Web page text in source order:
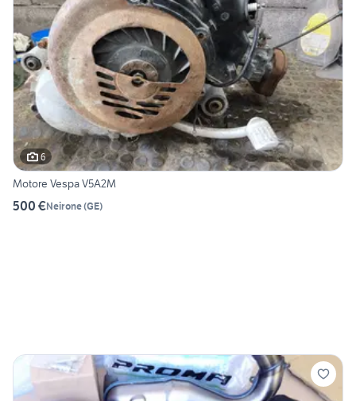
6
Motore Vespa V5A2M
500 €Neirone(GE)